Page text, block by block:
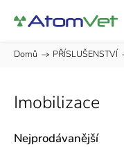
Domů / PŘÍSLUŠENSTVÍ /
Imobilizace
Nejprodávanější